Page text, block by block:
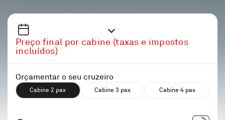
Preço final por cabine (taxas e impostos
incluídos)
Orçamentar o seu cruzeiro
Cabine 2 pax Cabine 3 pax Cabine 4 pax